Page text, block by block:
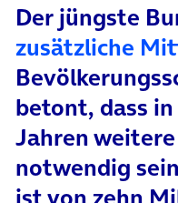
Der jüngste
zusätzliche
betont, dass
Jahren
notwendig